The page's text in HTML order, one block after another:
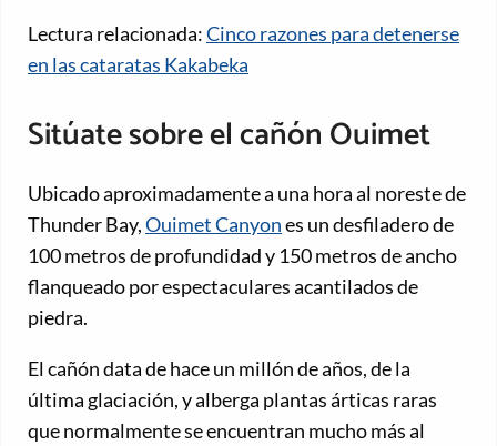
Lectura relacionada:Cinco razones para detenerse
en las cataratas Kakabeka
Sitúate sobre el cañón Ouimet
Ubicado aproximadamente a una hora al noreste de
Thunder Bay,Ouimet Canyones un desfiladero de
100 metros de profundidad y 150 metros de ancho
flanqueado por espectaculares acantilados de
piedra.
El cañón data de hace un millón de años, de la
última glaciación, y alberga plantas árticas raras
que normalmente se encuentran mucho más al